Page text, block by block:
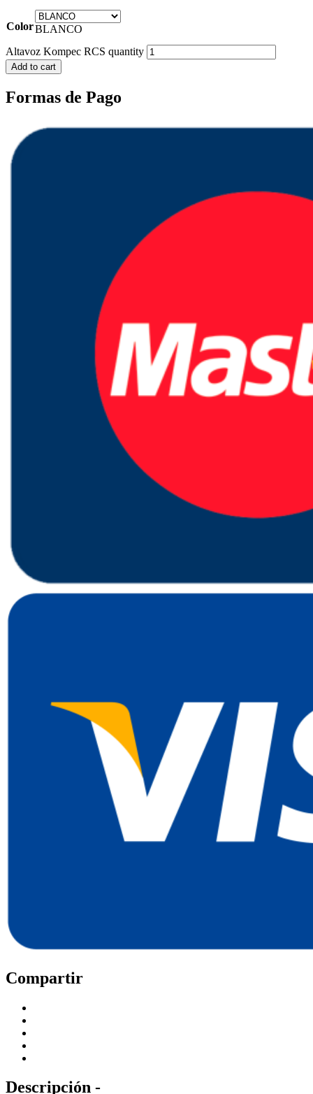
ColorBLANCO
Altavoz Kompec RCS quantity
Add to cart
Formas de Pago
Compartir
Descripción -